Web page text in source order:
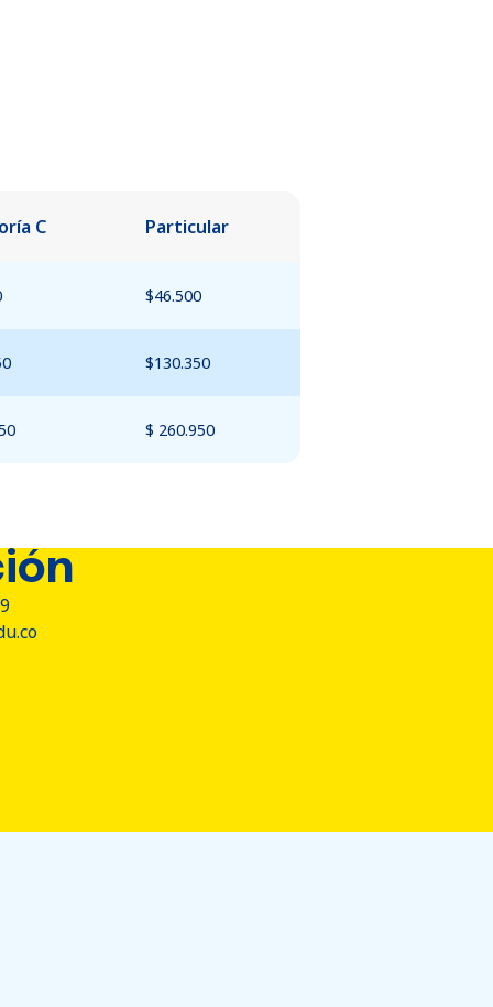
C Particular
$46.500
$130.350
$ 260.950